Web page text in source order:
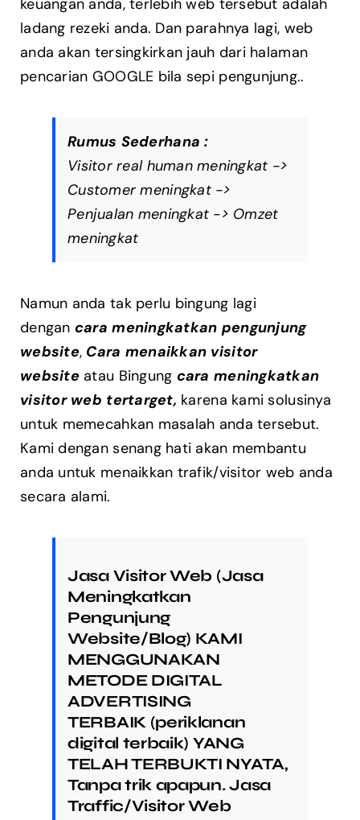
keuangan anda, terlebih web tersebut adalah
ladang rezeki anda. Dan parahnya lagi, web
anda akan tersingkirkan jauh dari halaman
pencarian GOOGLE bila sepi pengunjung..
Rumus Sederhana :
Visitor real human meningkat ->
Customer meningkat ->
Penjualan meningkat -> Omzet
meningkat
Namun anda tak perlu bingung lagi
dengan cara meningkatkan pengunjung
website, Cara menaikkan visitor
websiteatau Bingung cara meningkatkan
visitor web tertarget, karena kami solusinya
untuk memecahkan masalah anda tersebut.
Kami dengan senang hati akan membantu
anda untuk menaikkan trafik/visitor web anda
secara alami.
Jasa Visitor Web (Jasa
Meningkatkan
Pengunjung
Website/Blog) KAMI
MENGGUNAKAN
METODE DIGITAL
ADVERTISING
TERBAIK (periklanan
digital terbaik) YANG
TELAH TERBUKTI NYATA,
Tanpa trik apapun. Jasa
Traffic/Visitor Web